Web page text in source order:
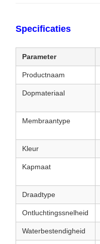
Specificaties
Parameter
Productnaam
Dopmateriaal
Membraantype
Kleur
Kapmaat
Draadtype
Ontluchtingssnelheid
Waterbestendigheid